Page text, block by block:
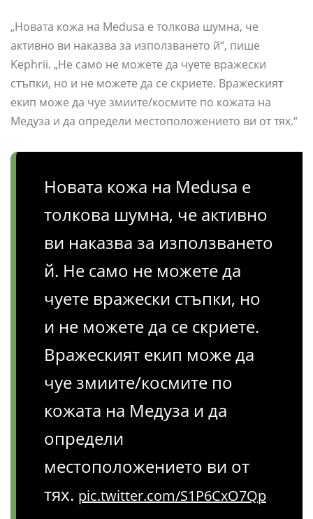
„Новата кожа на Medusa е толкова шумна, че
активно ви наказва за използването й“, пише
Kephrii. „Не само не можете да чуете вражески
стъпки, но и не можете да се скриете. Вражеският
екип може да чуе змиите/космите по кожата на
Медуза и да определи местоположението ви от тях.“
Новата кожа на Medusa е
толкова шумна, че активно
ви наказва за използването
й. Не само не можете да
чуете вражески стъпки, но
и не можете да се скриете.
Вражеският екип може да
чуе змиите/космите по
кожата на Медуза и да
определи
местоположението ви от
тях. pic.twitter.com/S1P6CxO7Qp